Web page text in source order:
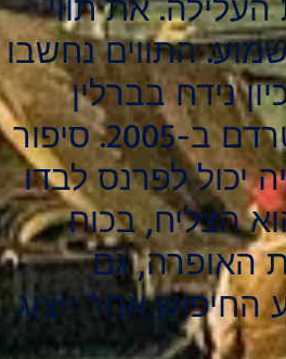
התווים נחשבו
נידח בברלין
ב-2002. האופרה הופקה לראשונה בבימוי מלא ברוטרדם ב-2005. סיפור
יכול לפרנס לבדו
הצליח, בכוח
האופרה, גם
החיפוש אחר ייצוג